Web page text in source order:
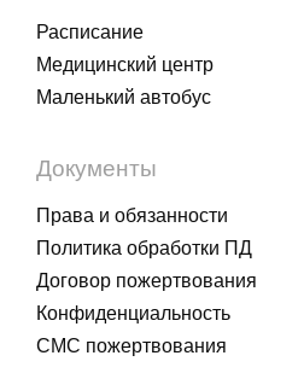
Расписание
Медицинский центр
Маленький автобус
Документы
Права и обязанности
Политика обработки ПД
Договор пожертвования
Конфиденциальность
СМС пожертвования